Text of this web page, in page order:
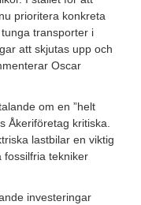
prioritera konkreta
transporter i
att skjutas upp och
Oscar
om en ”helt
Åkeriföretag kritiska.
lastbilar en viktig
fossilfria tekniker
investeringar